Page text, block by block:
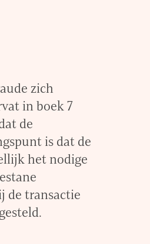
zich
in boek 7
de
is dat de
het nodige
de transactie